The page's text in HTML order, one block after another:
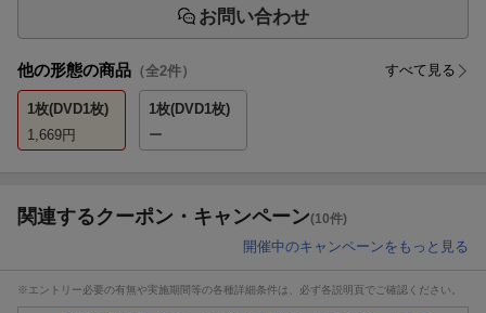
お問い合わせ
他の形態の商品 （全2件） すべて見る
1枚(DVD1枚)
1,669円
1枚(DVD1枚)
ー
関連するクーポン・キャンペーン(10件)
開催中のキャンペーンをもっと見る
※エントリー必要の有無や実施期間等の各種詳細条件は、必ず各説明頁でご確認ください。